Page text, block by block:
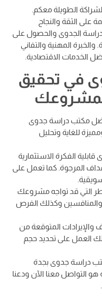
الطويلة معكم.
على الثقة والنجاح
دراسة الجدوى والحصول على
المهنية والتفاني
الخدمات الاقتصادية.
في تحقيق
لمشروعك
مكتب دراسة جدوى
للغاية وتحليل
الفكرة الاستثمارية
المرجوة. كما تعمل على
التي قد تواجه مشروعك
والمنافسين وكذلك الفرص
والإيرادات المتوقعة من
العمل على تحديد حجم
دراسة جدوى بجدة
التواصل معنا الآن ودعنا